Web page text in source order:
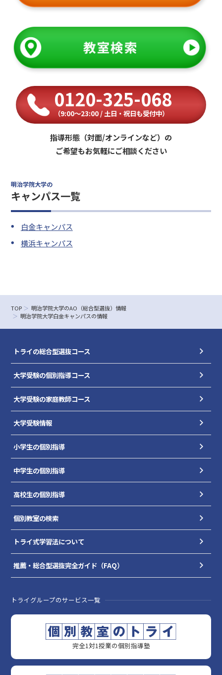
0120-325-068
（9:00〜23:00 / 土日・祝日も受付中）
指導形態（対面/オンラインなど）の
ご希望もお気軽にご相談ください
明治学院大学の
キャンパス一覧
白金キャンパス
横浜キャンパス
TOP
明治学院大学のAO（総合型選抜）情報
明治学院大学白金キャンパスの情報
トライの総合型選抜コース
大学受験の個別指導コース
大学受験の家庭教師コース
大学受験情報
小学生の個別指導
中学生の個別指導
高校生の個別指導
個別教室の検索
トライ式学習法について
推薦・総合型選抜完全ガイド（FAQ）
トライグループのサービス一覧
完全1対1授業の個別指導塾